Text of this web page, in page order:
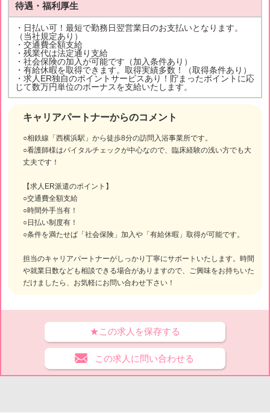
キャリアパートナーからのコメント
○相鉄線「西横浜駅」から徒歩8分の訪問入浴事業所です。
○看護師様はバイタルチェックが中心なので、臨床経験の浅い方でも大
丈夫です！
【求人ER派遣のポイント】
○交通費全額支給
○時間外手当有！
○日払い制度有！
○条件を満たせば「社会保険」加入や「有給休暇」取得が可能です。
担当のキャリアパートナーがしっかり丁寧にサポートいたします。時間
や就業日数なども相談できる場合がありますので、ご興味をお持ちいた
だけましたら、お気軽にお問い合わせ下さい！
待遇・福利厚生
・日払い可！最短で勤務日翌営業日のお支払いとなります。
（当社規定あり）
・交通費全額支給
・残業代は法定通り支給
・社会保険の加入が可能です（加入条件あり）
・有給休暇を取得できます。取得実績多数！（取得条件あり）
・求人ER独自のポイントサービスあり！貯まったポイントに応
じて数万円単位のボーナスを支給いたします。
★この求人を保存する
この求人に問い合わせる